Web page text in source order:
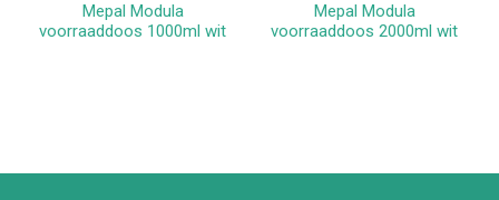
Mepal Modula
voorraaddoos 1000ml wit
Mepal Modula
voorraaddoos 2000ml wit